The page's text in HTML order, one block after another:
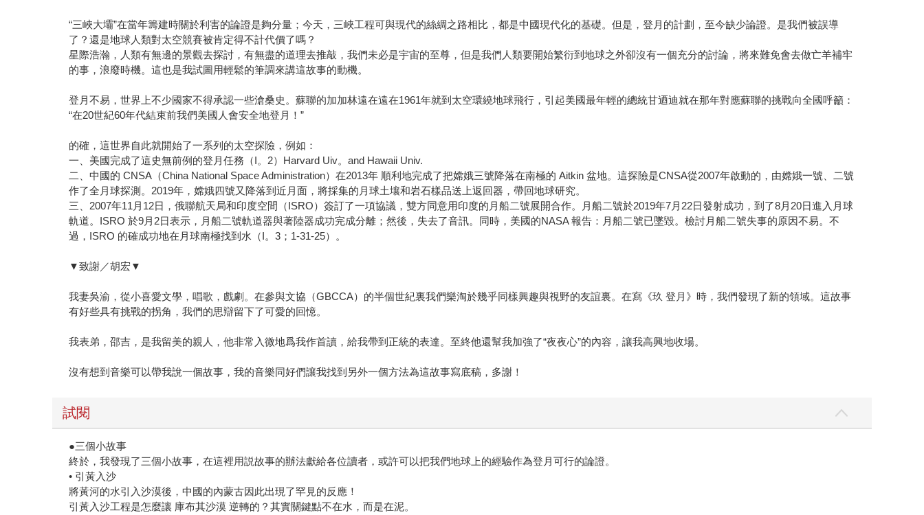
“三峽大壩”在當年籌建時關於利害的論證是夠分量；今天，三峽工程可與現代的絲綢之路相比，都是中國現代化的基礎。但是，登月的計劃，至今缺少論證。是我們被誤導
了？還是地球人類對太空競賽被肯定得不計代價了嗎？
星際浩瀚，人類有無邊的景觀去探討，有無盡的道理去推敲，我們未必是宇宙的至尊，但是我們人類要開始繁衍到地球之外卻沒有一個充分的討論，將來難免會去做亡羊補牢
的事，浪廢時機。這也是我試圖用輕鬆的筆調來講這故事的動機。
登月不易，世界上不少國家不得承認一些滄桑史。蘇聯的加加林遠在遠在1961年就到太空環繞地球飛行，引起美國最年輕的總統甘迺迪就在那年對應蘇聯的挑戰向全國呼籲：
“在20世紀60年代結束前我們美國人會安全地登月！”
的確，這世界自此就開始了一系列的太空探險，例如：
一、美國完成了這史無前例的登月任務（I。2）Harvard Uiv。and Hawaii Univ.
二、中國的 CNSA（China National Space Administration）在2013年 順利地完成了把嫦娥三號降落在南極的 Aitkin 盆地。這探險是CNSA從2007年啟動的，由嫦娥一號、二號
作了全月球探測。2019年，嫦娥四號又降落到近月面，將採集的月球土壤和岩石樣品送上返回器，帶回地球研究。
三、2007年11月12日，俄聯航天局和印度空間（ISRO）簽訂了一項協議，雙方同意用印度的月船二號展開合作。月船二號於2019年7月22日發射成功，到了8月20日進入月球
軌道。ISRO 於9月2日表示，月船二號軌道器與著陸器成功完成分離；然後，失去了音訊。同時，美國的NASA 報告：月船二號已墜毀。檢討月船二號失事的原因不易。不
過，ISRO 的確成功地在月球南極找到水（I。3；1-31-25）。
▼致謝／胡宏▼
我妻吳渝，從小喜愛文學，唱歌，戲劇。在參與文協（GBCCA）的半個世紀裏我們樂淘於幾乎同樣興趣與視野的友誼裏。在寫《玖 登月》時，我們發現了新的領域。這故事
有好些具有挑戰的拐角，我們的思辯留下了可愛的回憶。
我表弟，邵吉，是我留美的親人，他非常入微地爲我作首讀，給我帶到正統的表達。至終他還幫我加強了“夜夜心”的內容，讓我高興地收場。
沒有想到音樂可以帶我說一個故事，我的音樂同好們讓我找到另外一個方法為這故事寫底稿，多謝！
試閱
●三個小故事
終於，我發現了三個小故事，在這裡用説故事的辦法獻給各位讀者，或許可以把我們地球上的經驗作為登月可行的論證。
• 引黃入沙
將黃河的水引入沙漠後，中國的內蒙古因此出現了罕見的反應！
引黃入沙工程是怎麼讓 庫布其沙漠 逆轉的？其實關鍵點不在水，而是在泥。